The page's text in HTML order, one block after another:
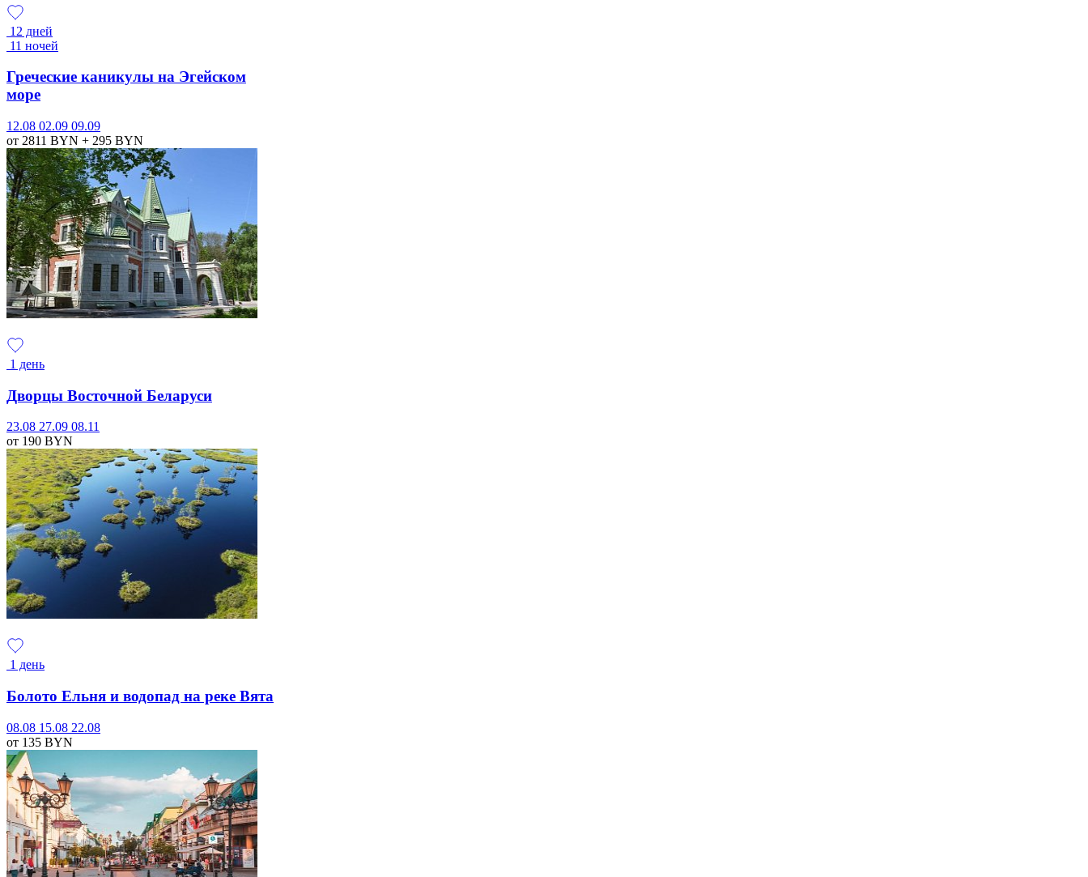
12 дней
11 ночей
Греческие каникулы на Эгейском
море
12.08 02.09 09.09
от 2811 BYN + 295 BYN
1 день
Дворцы Восточной Беларуси
23.08 27.09 08.11
от 190 BYN
1 день
Болото Ельня и водопад на реке Вята
08.08 15.08 22.08
от 135 BYN